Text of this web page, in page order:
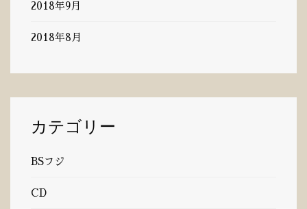
2018年9月
2018年8月
カテゴリー
BSフジ
CD